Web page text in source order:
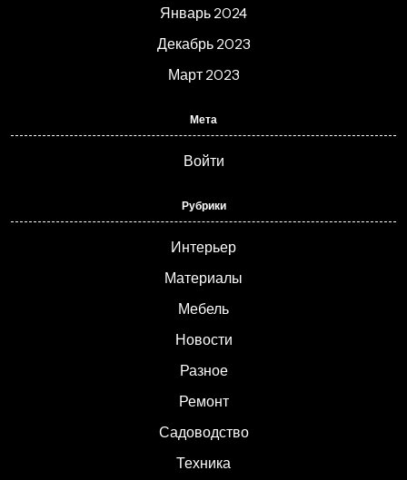
Январь 2024
Декабрь 2023
Март 2023
Мета
Войти
Рубрики
Интерьер
Материалы
Мебель
Новости
Разное
Ремонт
Садоводство
Техника